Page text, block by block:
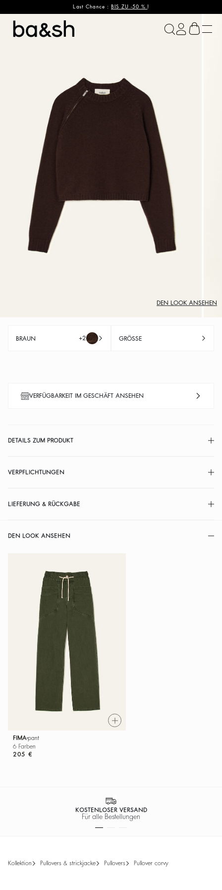
Last Chance : BIS ZU -50 % !
ba&sh
DEN LOOK ANSEHEN
BRAUN +2 GRÖSSE
VERFÜGBARKEIT IM GESCHÄFT ANSEHEN
DETAILS ZUM PRODUKT
VERPFLICHTUNGEN
LIEFERUNG & RÜCKGABE
DEN LOOK ANSEHEN
FIMA pant
6 Farben
205 €
KOSTENLOSER VERSAND
Für alle Bestellungen
kollektion pullovers & strickjacke pullovers pullover corvy